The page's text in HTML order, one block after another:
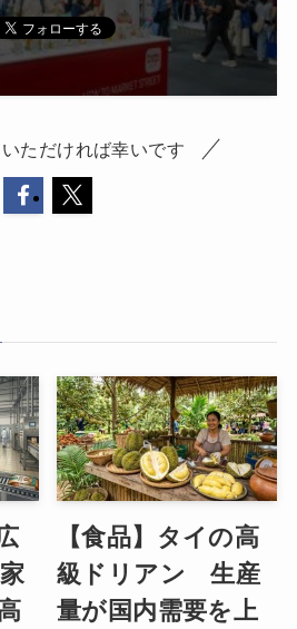
ただければ幸いです
【食品】タイの高
級ドリアン 生産
量が国内需要を上